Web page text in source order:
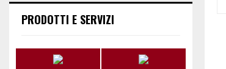
PRODOTTI E SERVIZI